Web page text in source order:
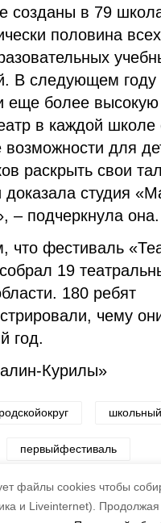
файлы cookies чтобы
и Liveinternet).
Продолжая
созданы в 79
половина всех
В следующем
еще более
в каждой школе
возможности для
раскрыть свои
доказала студия
– подчеркнула она.
что фестиваль
19
180 ребят
чему
год.
Курилы»
первыйфестиваль